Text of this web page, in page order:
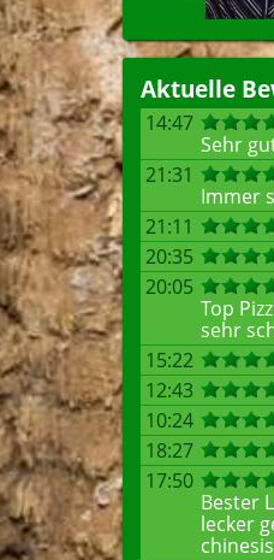
Aktuelle
14:47
Sehr
21:31
Immer
21:11
20:35
20:05
Top
sehr
15:22
12:43
10:24
18:27
17:50
Bester
lecker